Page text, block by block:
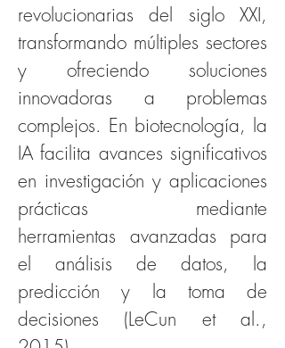
revolucionarias del siglo XXI,
transformando múltiples sectores
y ofreciendo soluciones
innovadoras a problemas
complejos. En biotecnología, la
IA facilita avances significativos
en investigación y aplicaciones
prácticas mediante
herramientas avanzadas para
el análisis de datos, la
predicción y la toma de
decisiones (LeCun et al.,